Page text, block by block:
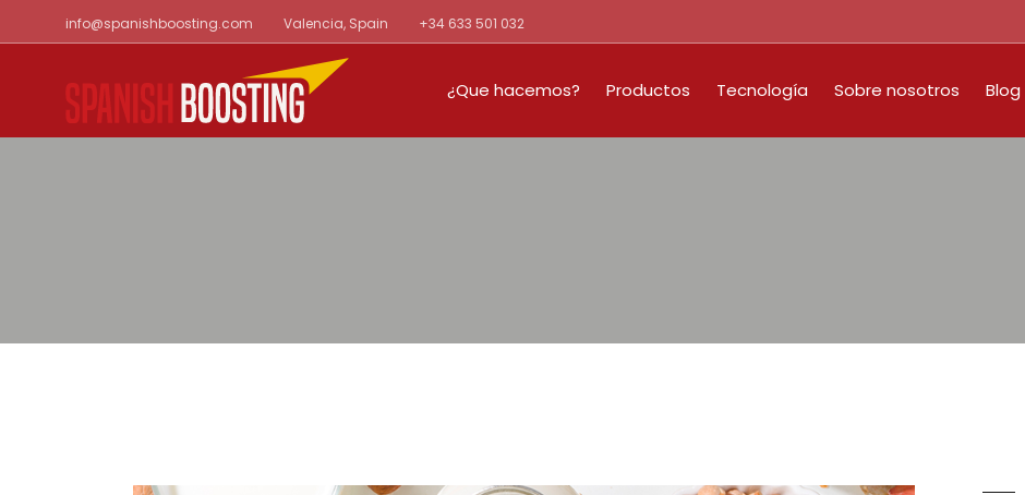
the
info@spanishboosting.com Valencia, Spain +34 633 501 032
¿Que hacemos? Productos Tecnología Sobre nosotros Blog